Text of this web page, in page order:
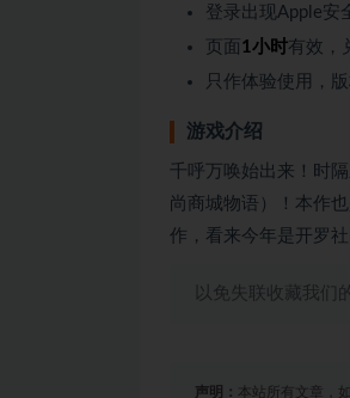
登录出现Apple安
页面 1小时有效，
只作体验使用，
游戏介绍
千呼万唤始出来！时
尚商城物语）！本作
作，看来今年是开罗
以免失联收藏我们
声明： 本站所有文章，